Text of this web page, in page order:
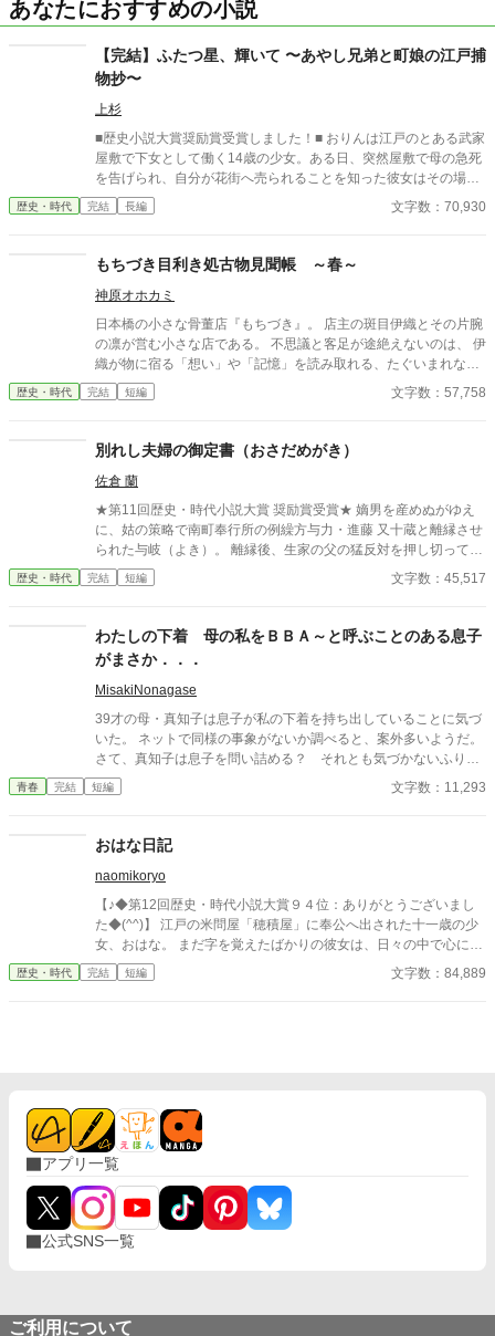
あなたにおすすめの小説
【完結】ふたつ星、輝いて 〜あやし兄弟と町娘の江戸捕
物抄〜
上杉
■歴史小説大賞奨励賞受賞しました！■ おりんは江戸のとある武家
屋敷で下女として働く14歳の少女。ある日、突然屋敷で母の急死
を告げられ、自分が花街へ売られることを知った彼女はその場か
ら逃げだした。 母は殺されたのかもしれない――そんな絶望のど
ん底にいたおりんに声をかけたのは、奉行所で同心として働く有
で住み込みで働くことが決まる。そこで彼の兄――有島清之進と
ともに生活を始めるのだが、病弱という噂とはかけ離れた腕っぷ
しのよさに、おりんは驚きを隠せない。 そうしてともに生活しな
がら少しづつ心を開いていった――その矢先のことだった。 母の
命を奪った犯人が発覚すると同時に、何故か兄清之進に凶刃が迫
り――。 とある秘密を抱えた兄弟と町娘おりんの紡ぐ江戸捕物抄
件などは、史実を踏んでいます。 皆さまご評価頂きありがとうご
歴史・時代 完結 長編 文字数：70,930
もちづき目利き処古物見聞帳 ～春～
神原オホカミ
日本橋の小さな骨董店『もちづき』。 店主の斑目伊織とその片腕
の凛が営む小さな店である。 不思議と客足が途絶えないのは、 伊
織が物に宿る「想い」や「記憶」を読み取れる、たぐいまれな観
察眼を持っているからであった。 そんなある日、呉服問屋の久兵
衛が、古伊万里の大壺を持ち込んでくる。 無残にひびの入った壺
織の眼が、壺に宿る想いを静かに暴き出す―― 元武家娘の目利き
×男装の麗人護衛。 日本橋を舞台に、物に宿る想いを丁寧に紡
ぐ、 心温まる時代癒し人情譚。 平日にぼちぼち更新します。 ◆
無断転写や内容の模倣はご遠慮ください。 ◆文章をAI学習に使う
ことは絶対にしないでください。 ◆内容が無理な人はそっと閉じ
てネガティヴコメントは控えてください、お願いしますm(_ _)m
訳ありませんが予告なく非公開にすることがあります。 ◆初挑戦
歴史・時代 完結 短編 文字数：57,758
別れし夫婦の御定書（おさだめがき）
佐倉 蘭
★第11回歴史・時代小説大賞 奨励賞受賞★ 嫡男を産めぬがゆえ
に、姑の策略で南町奉行所の例繰方与力・進藤 又十蔵と離縁させ
られた与岐（よき）。 離縁後、生家の父の猛反対を押し切って生
まれ育った八丁堀の組屋敷を出ると、小伝馬町の仕舞屋に居を定
めて一人暮らしを始めた。 月日は流れ、姑の思惑どおり後妻が嫡
だ。 おのれに起こったことは綺麗さっぱり水に流した与岐は、今
では女だてらに離縁を望む町家の女房たちの代わりに亭主どもか
ら去り状（三行半）をもぎ取るなどをする「公事師（くじし）」
の生業（なりわい）をして生計を立てていた。 されどもある日突
然、与岐の仕舞屋にとっくの昔に離縁したはずの元夫・又十蔵が
転がり込んできて—— ※「今宵は遣らずの雨」「大江戸ロミオ&
ジュリエット」「大江戸シンデレラ」「大江戸の番人 〜吉原髪切
り捕物帖〜」にうっすらと関連したお話ですが単独でお読みいた
だけます。
歴史・時代 完結 短編 文字数：45,517
わたしの下着 母の私をＢＢＡ～と呼ぶことのある息子
がまさか．．．
MisakiNonagase
39才の母・真知子は息子が私の下着を持ち出していることに気づ
いた。 ネットで同様の事象がないか調べると、案外多いようだ。
さて、真知子は息子を問い詰める？ それとも気づかないふりを
青春 完結 短編 文字数：11,293
おはな日記
naomikoryo
【♪◆第12回歴史・時代小説大賞９４位：ありがとうございまし
た◆(^^)】 江戸の米問屋「穂積屋」に奉公へ出された十一歳の少
女、おはな。 まだ字を覚えたばかりの彼女は、日々の中で心に残
った出来事を、こっそり紙へ書きつけていく。 けれど、おはなは
とても素直で、少し世間知らず。 旦那さまの見栄も、番頭のため
歴史・時代 完結 短編 文字数：84,889
アプリ一覧
公式SNS一覧
ご利用について